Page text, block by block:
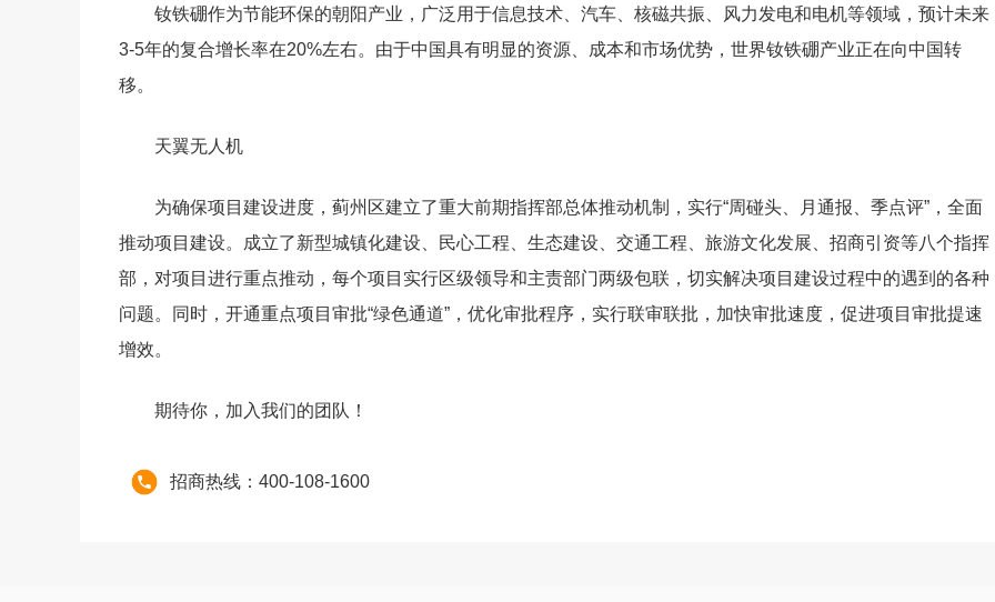
钕铁硼作为节能环保的朝阳产业，广泛用于信息技术、汽车、核磁共振、风力发电和电机等领域，预计未来
3-5年的复合增长率在20%左右。由于中国具有明显的资源、成本和市场优势，世界钕铁硼产业正在向中国转
移。
天翼无人机
为确保项目建设进度，蓟州区建立了重大前期指挥部总体推动机制，实行“周碰头、月通报、季点评”，全面
推动项目建设。成立了新型城镇化建设、民心工程、生态建设、交通工程、旅游文化发展、招商引资等八个指挥
部，对项目进行重点推动，每个项目实行区级领导和主责部门两级包联，切实解决项目建设过程中的遇到的各种
问题。同时，开通重点项目审批“绿色通道”，优化审批程序，实行联审联批，加快审批速度，促进项目审批提速
增效。
期待你，加入我们的团队！
招商热线：400-108-1600